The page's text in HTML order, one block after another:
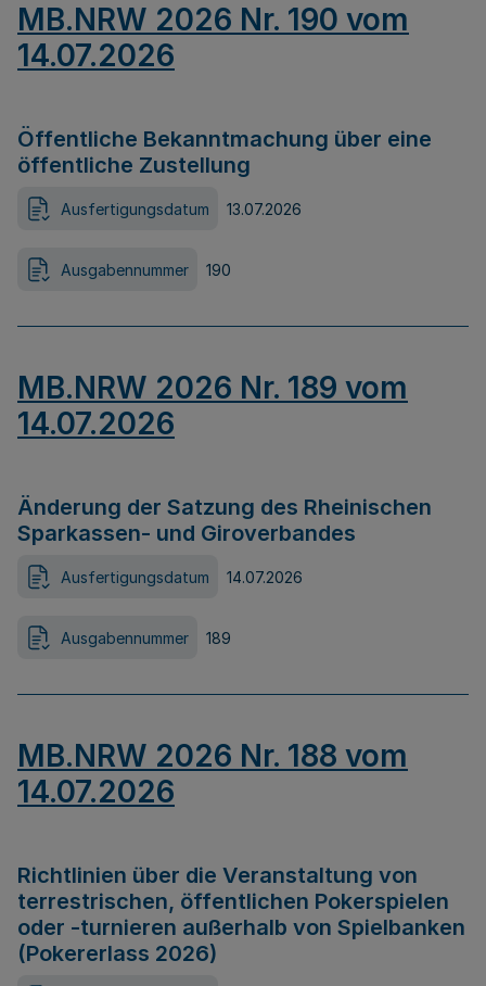
MB.NRW 2026 Nr. 190 vom
14.07.2026
Öffentliche Bekanntmachung über eine
öffentliche Zustellung
Ausfertigungsdatum 13.07.2026
Ausgabennummer 190
MB.NRW 2026 Nr. 189 vom
14.07.2026
Änderung der Satzung des Rheinischen
Sparkassen- und Giroverbandes
Ausfertigungsdatum 14.07.2026
Ausgabennummer 189
MB.NRW 2026 Nr. 188 vom
14.07.2026
Richtlinien über die Veranstaltung von
terrestrischen, öffentlichen Pokerspielen
oder -turnieren außerhalb von Spielbanken
(Pokererlass 2026)